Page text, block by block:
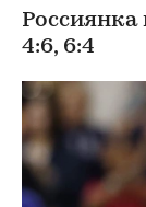
Россиянка
4:6, 6:4